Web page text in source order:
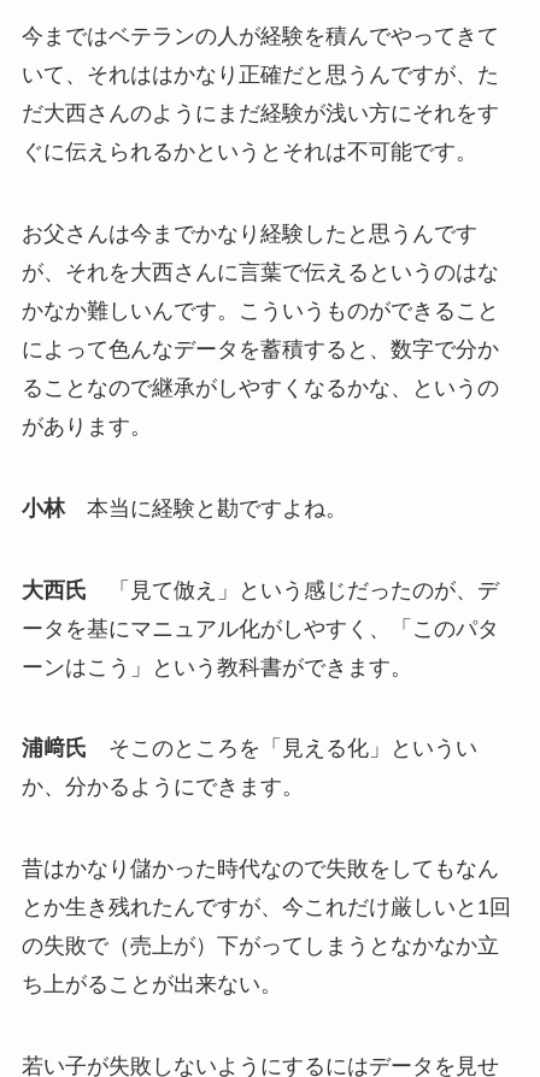
今まではベテランの人が経験を積んでやってきて
いて、それははかなり正確だと思うんですが、た
だ大西さんのようにまだ経験が浅い方にそれをす
ぐに伝えられるかというとそれは不可能です。
お父さんは今までかなり経験したと思うんです
が、それを大西さんに言葉で伝えるというのはな
かなか難しいんです。こういうものができること
によって色んなデータを蓄積すると、数字で分か
ることなので継承がしやすくなるかな、というの
があります。
小林本当に経験と勘ですよね。
大西氏 「見て倣え」という感じだったのが、デ
ータを基にマニュアル化がしやすく、「このパタ
ーンはこう」という教科書ができます。
浦﨑氏 そこのところを「見える化」というい
か、分かるようにできます。
昔はかなり儲かった時代なので失敗をしてもなん
とか生き残れたんですが、今これだけ厳しいと1回
の失敗で（売上が）下がってしまうとなかなか立
ち上がることが出来ない。
若い子が失敗しないようにするにはデータを見せ